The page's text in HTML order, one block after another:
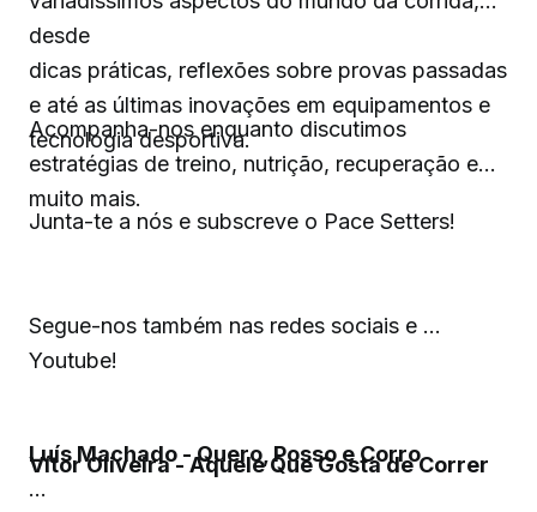
desde
dicas práticas, reflexões sobre provas passadas
e até as últimas inovações em equipamentos e
tecnologia desportiva.
Acompanha-nos enquanto discutimos
estratégias de treino, nutrição, recuperação e
muito mais.
Junta-te a nós e subscreve o Pace Setters!
Segue-nos também nas redes sociais e
Youtube!
Vítor Oliveira - Aquele Que Gosta de Correr
Luís Machado - Quero, Posso e Corro